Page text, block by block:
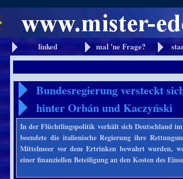
linked mal 'ne Frage?
Bundesregierung versteckt
hinter Orbán und Kaczyński
In der Flüchtlingspolitik verhält sich Deutschland
beendete die italienische Regierung ihre
Mittelmeer vor dem Ertrinken bewahrt wurden,
einer finanziellen Beteiligung an den Kosten des